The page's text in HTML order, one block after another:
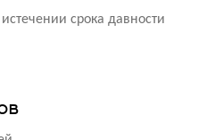
срока давности